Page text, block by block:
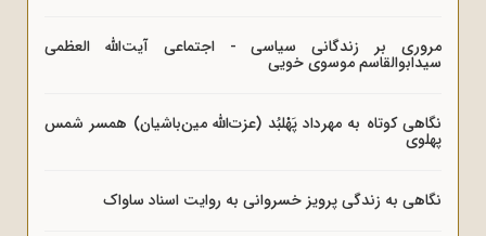
بر زندگانی سیاسی - اجتماعی آیت‌الله العظمی
موسوی خویی
کوتاه به مهرداد پَهْلبُد (عزت‌الله مین‌باشیان) همسر شمس
به زندگی پرویز خسروانی به روایت اسناد ساواک